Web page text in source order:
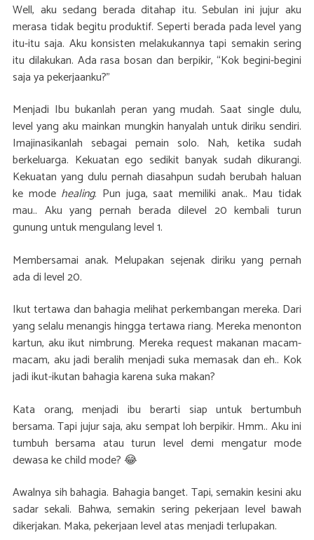
Well, aku sedang berada ditahap itu. Sebulan ini jujur aku
merasa tidak begitu produktif. Seperti berada pada level yang
itu-itu saja. Aku konsisten melakukannya tapi semakin sering
itu dilakukan. Ada rasa bosan dan berpikir, “Kok begini-begini
saja ya pekerjaanku?”
Menjadi Ibu bukanlah peran yang mudah. Saat single dulu,
level yang aku mainkan mungkin hanyalah untuk diriku sendiri.
Imajinasikanlah sebagai pemain solo. Nah, ketika sudah
berkeluarga. Kekuatan ego sedikit banyak sudah dikurangi.
Kekuatan yang dulu pernah diasahpun sudah berubah haluan
ke mode healing. Pun juga, saat memiliki anak.. Mau tidak
mau.. Aku yang pernah berada dilevel 20 kembali turun
gunung untuk mengulang level 1.
Membersamai anak. Melupakan sejenak diriku yang pernah
ada di level 20.
Ikut tertawa dan bahagia melihat perkembangan mereka. Dari
yang selalu menangis hingga tertawa riang. Mereka menonton
kartun, aku ikut nimbrung. Mereka request makanan macam-
macam, aku jadi beralih menjadi suka memasak dan eh.. Kok
jadi ikut-ikutan bahagia karena suka makan?
Kata orang, menjadi ibu berarti siap untuk bertumbuh
bersama. Tapi jujur saja, aku sempat loh berpikir. Hmm.. Aku ini
tumbuh bersama atau turun level demi mengatur mode
dewasa ke child mode? 😂
Awalnya sih bahagia. Bahagia banget. Tapi, semakin kesini aku
sadar sekali. Bahwa, semakin sering pekerjaan level bawah
dikerjakan. Maka, pekerjaan level atas menjadi terlupakan.